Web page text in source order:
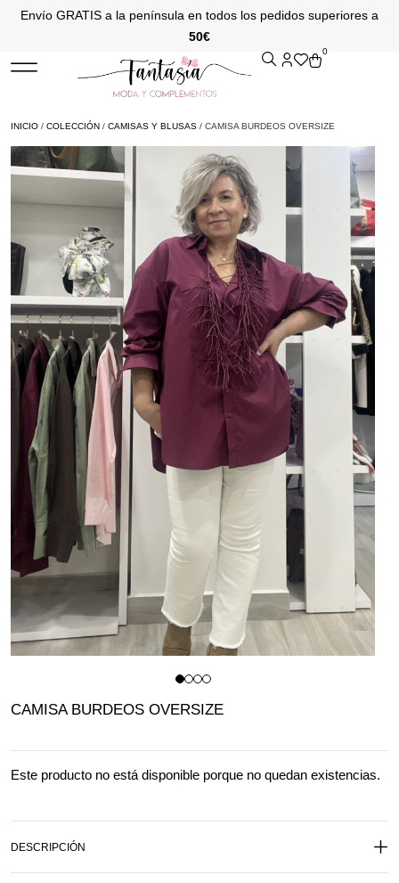
Envío GRATIS a la península en todos los pedidos superiores a
50€
0
INICIO / COLECCIÓN / CAMISAS Y BLUSAS / CAMISA BURDEOS OVERSIZE
CAMISA BURDEOS OVERSIZE
Este producto no está disponible porque no quedan existencias.
DESCRIPCIÓN